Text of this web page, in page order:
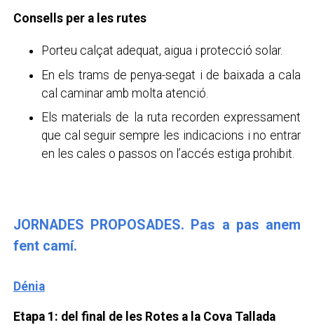
Consells per a les rutes
Porteu calçat adequat, aigua i protecció solar.
En els trams de penya-segat i de baixada a cala
cal caminar amb molta atenció.
Els materials de la ruta recorden expressament
que cal seguir sempre les indicacions i no entrar
en les cales o passos on l’accés estiga prohibit.
JORNADES PROPOSADES. Pas a pas anem
fent camí.
Dénia
Etapa 1: del final de les Rotes a la Cova Tallada